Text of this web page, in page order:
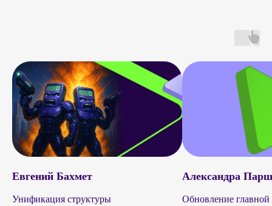
Евгений Бахмет
Унификация структуры
Александра
Обновление